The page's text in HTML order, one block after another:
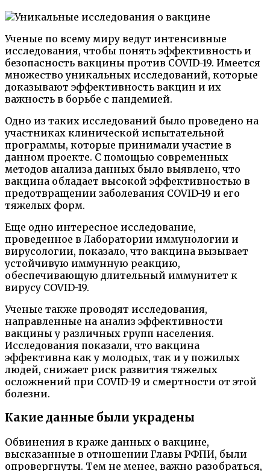
Ученые по всему миру ведут интенсивные
исследования, чтобы понять эффективность и
безопасность вакцины против COVID-19. Имеется
множество уникальных исследований, которые
доказывают эффективность вакцин и их
важность в борьбе с пандемией.
Одно из таких исследований было проведено на
участниках клинической испытательной
программы, которые принимали участие в
данном проекте. С помощью современных
методов анализа данных было выявлено, что
вакцина обладает высокой эффективностью в
предотвращении заболевания COVID-19 и его
тяжелых форм.
Еще одно интересное исследование,
проведенное в Лаборатории иммунологии и
вирусологии, показало, что вакцина вызывает
устойчивую иммунную реакцию,
обеспечивающую длительный иммунитет к
вирусу COVID-19.
Ученые также проводят исследования,
направленные на анализ эффективности
вакцины у различных групп населения.
Исследования показали, что вакцина
эффективна как у молодых, так и у пожилых
людей, снижает риск развития тяжелых
осложнений при COVID-19 и смертности от этой
болезни.
Какие данные были украдены
Обвинения в краже данных о вакцине,
высказанные в отношении Главы РФПИ, были
опровергнуты. Тем не менее, важно разобраться,